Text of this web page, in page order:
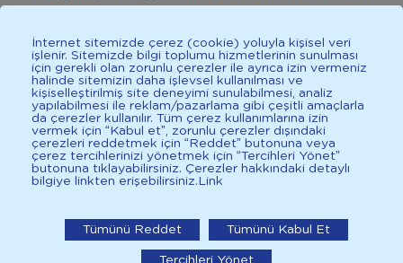
danışınız. Bu sitede yayınlanan bilgiler hekim tavsiyesi
yerine geçmez. En doğru bilgi için doktorunuza danışınız.
Sağlıklı yaşam için dengeli, çeşitli beslenilmelidir. *D vitamini
çocuklarda bağışıklık sisteminin normal işlevine katkıda
bulunur.
İnternet sitemizde çerez (cookie) yoluyla kişisel veri
işlenir. Sitemizde bilgi toplumu hizmetlerinin sunulması
için gerekli olan zorunlu çerezler ile ayrıca izin vermeniz
halinde sitemizin daha işlevsel kullanılması ve
kişiselleştirilmiş site deneyimi sunulabilmesi, analiz
yapılabilmesi ile reklam/pazarlama gibi çeşitli amaçlarla
da çerezler kullanılır. Tüm çerez kullanımlarına izin
vermek için “Kabul et”, zorunlu çerezler dışındaki
çerezleri reddetmek için “Reddet” butonuna veya
çerez tercihlerinizi yönetmek için “Tercihleri Yönet”
butonuna tıklayabilirsiniz. Çerezler hakkındaki detaylı
bilgiye linkten erişebilirsiniz. Link
Tümünü Reddet Tümünü Kabul Et
Tercihleri Yönet